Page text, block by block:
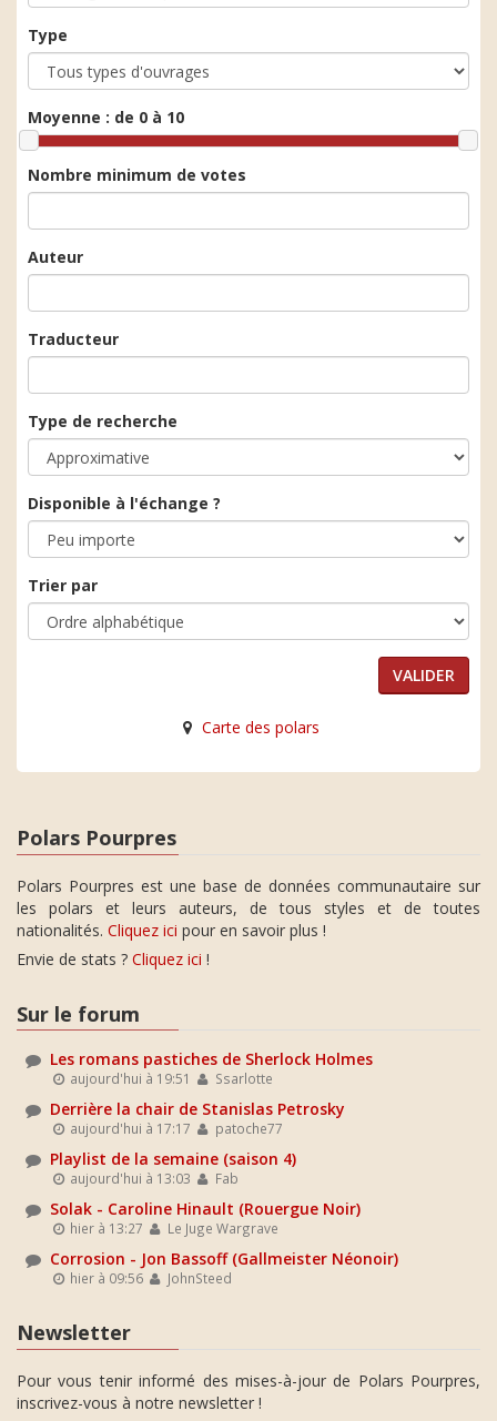
Type
Moyenne : de 0 à 10
Nombre minimum de votes
Auteur
Traducteur
Type de recherche
Disponible à l'échange ?
Trier par
Carte des polars
Polars Pourpres
Polars Pourpres est une base de données communautaire sur
les polars et leurs auteurs, de tous styles et de toutes
nationalités. Cliquez ici pour en savoir plus !
Envie de stats ? Cliquez ici !
Sur le forum
Les romans pastiches de Sherlock Holmes
aujourd'hui à 19:51 Ssarlotte
Derrière la chair de Stanislas Petrosky
aujourd'hui à 17:17 patoche77
Playlist de la semaine (saison 4)
aujourd'hui à 13:03 Fab
Solak - Caroline Hinault (Rouergue Noir)
hier à 13:27 Le Juge Wargrave
Corrosion - Jon Bassoff (Gallmeister Néonoir)
hier à 09:56 JohnSteed
Newsletter
Pour vous tenir informé des mises-à-jour de Polars Pourpres,
inscrivez-vous à notre newsletter !